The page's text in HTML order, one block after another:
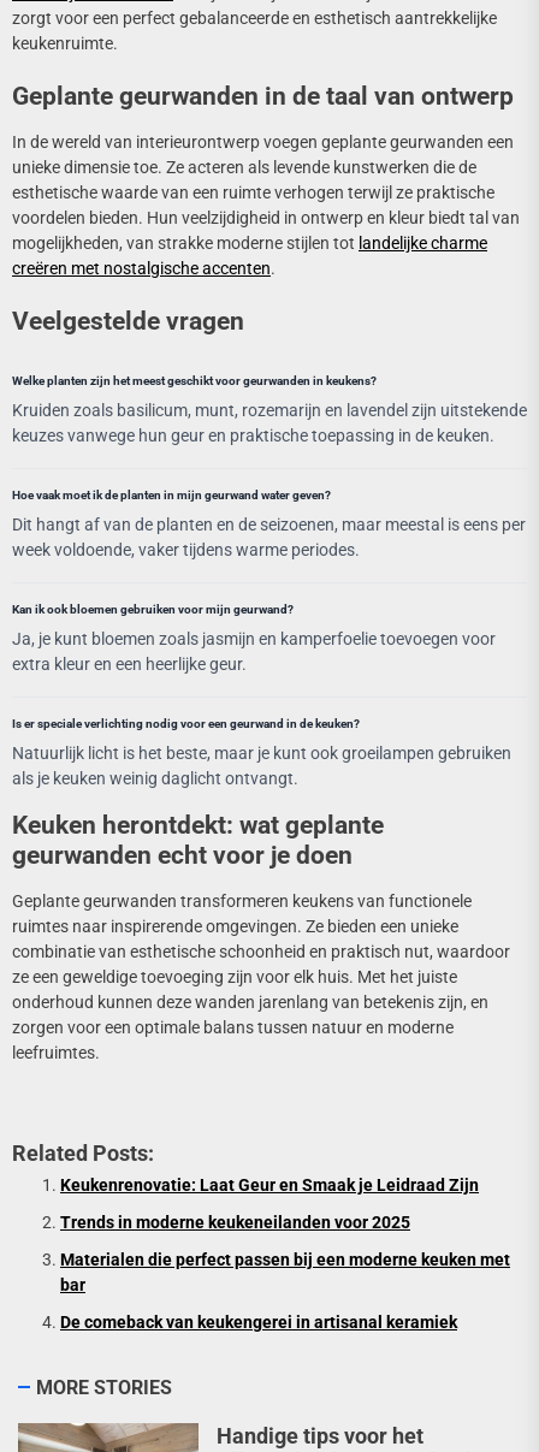
zorgt voor een perfect gebalanceerde en esthetisch aantrekkelijke
keukenruimte.
Geplante geurwanden in de taal van ontwerp
In de wereld van interieurontwerp voegen geplante geurwanden een
unieke dimensie toe. Ze acteren als levende kunstwerken die de
esthetische waarde van een ruimte verhogen terwijl ze praktische
voordelen bieden. Hun veelzijdigheid in ontwerp en kleur biedt tal van
mogelijkheden, van strakke moderne stijlen tot landelijke charme
creëren met nostalgische accenten.
Veelgestelde vragen
Welke planten zijn het meest geschikt voor geurwanden in keukens?
Kruiden zoals basilicum, munt, rozemarijn en lavendel zijn uitstekende
keuzes vanwege hun geur en praktische toepassing in de keuken.
Hoe vaak moet ik de planten in mijn geurwand water geven?
Dit hangt af van de planten en de seizoenen, maar meestal is eens per
week voldoende, vaker tijdens warme periodes.
Kan ik ook bloemen gebruiken voor mijn geurwand?
Ja, je kunt bloemen zoals jasmijn en kamperfoelie toevoegen voor
extra kleur en een heerlijke geur.
Is er speciale verlichting nodig voor een geurwand in de keuken?
Natuurlijk licht is het beste, maar je kunt ook groeilampen gebruiken
als je keuken weinig daglicht ontvangt.
Keuken herontdekt: wat geplante
geurwanden echt voor je doen
Geplante geurwanden transformeren keukens van functionele
ruimtes naar inspirerende omgevingen. Ze bieden een unieke
combinatie van esthetische schoonheid en praktisch nut, waardoor
ze een geweldige toevoeging zijn voor elk huis. Met het juiste
onderhoud kunnen deze wanden jarenlang van betekenis zijn, en
zorgen voor een optimale balans tussen natuur en moderne
leefruimtes.
Related Posts:
Keukenrenovatie: Laat Geur en Smaak je Leidraad Zijn
Trends in moderne keukeneilanden voor 2025
Materialen die perfect passen bij een moderne keuken met
bar
De comeback van keukengerei in artisanal keramiek
MORE STORIES
Handige tips voor het